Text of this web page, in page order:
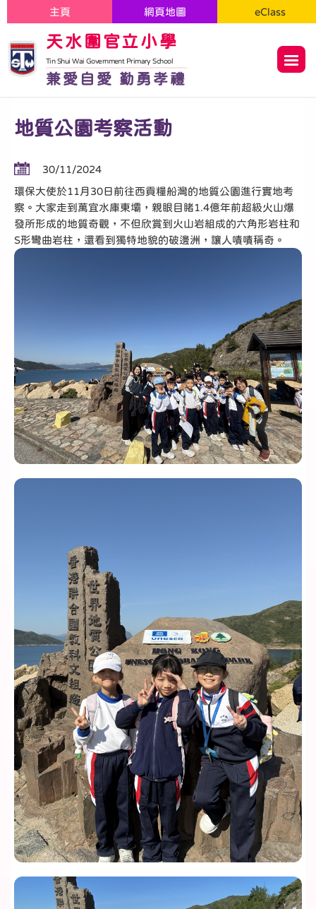
天水圍官立小學
Tin Shui Wai Government Primary School
兼愛自愛 勤勇孝禮
主頁 網頁地圖 eClass
地質公園考察活動
30/11/2024
環保大使於11月30日前往西貢糧船灣的地質公園進行實地考
察。大家走到萬宜水庫東壩，親眼目睹1.4億年前超級火山爆
發所形成的地質奇觀，不但欣賞到火山岩組成的六角形岩柱和
S形彎曲岩柱，還看到獨特地貌的破邊洲，讓人嘖嘖稱奇。